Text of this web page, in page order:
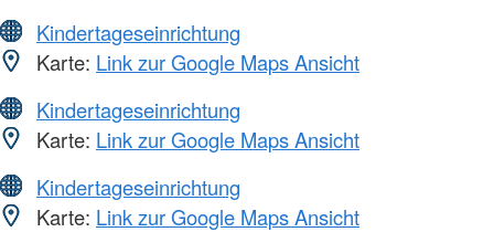
Kindertageseinrichtung
Karte: Link zur Google Maps Ansicht
Kindertageseinrichtung
Karte: Link zur Google Maps Ansicht
Kindertageseinrichtung
Karte: Link zur Google Maps Ansicht